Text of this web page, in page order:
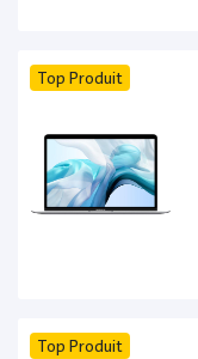
Top Produit
Top Produit